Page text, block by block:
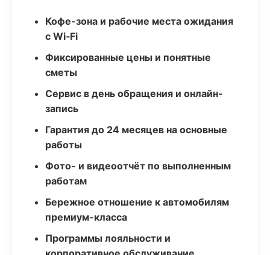
Кофе-зона и рабочие места ожидания
с Wi‑Fi
Фиксированные цены и понятные
сметы
Сервис в день обращения и онлайн-
запись
Гарантия до 24 месяцев на основные
работы
Фото- и видеоотчёт по выполненным
работам
Бережное отношение к автомобилям
премиум-класса
Программы лояльности и